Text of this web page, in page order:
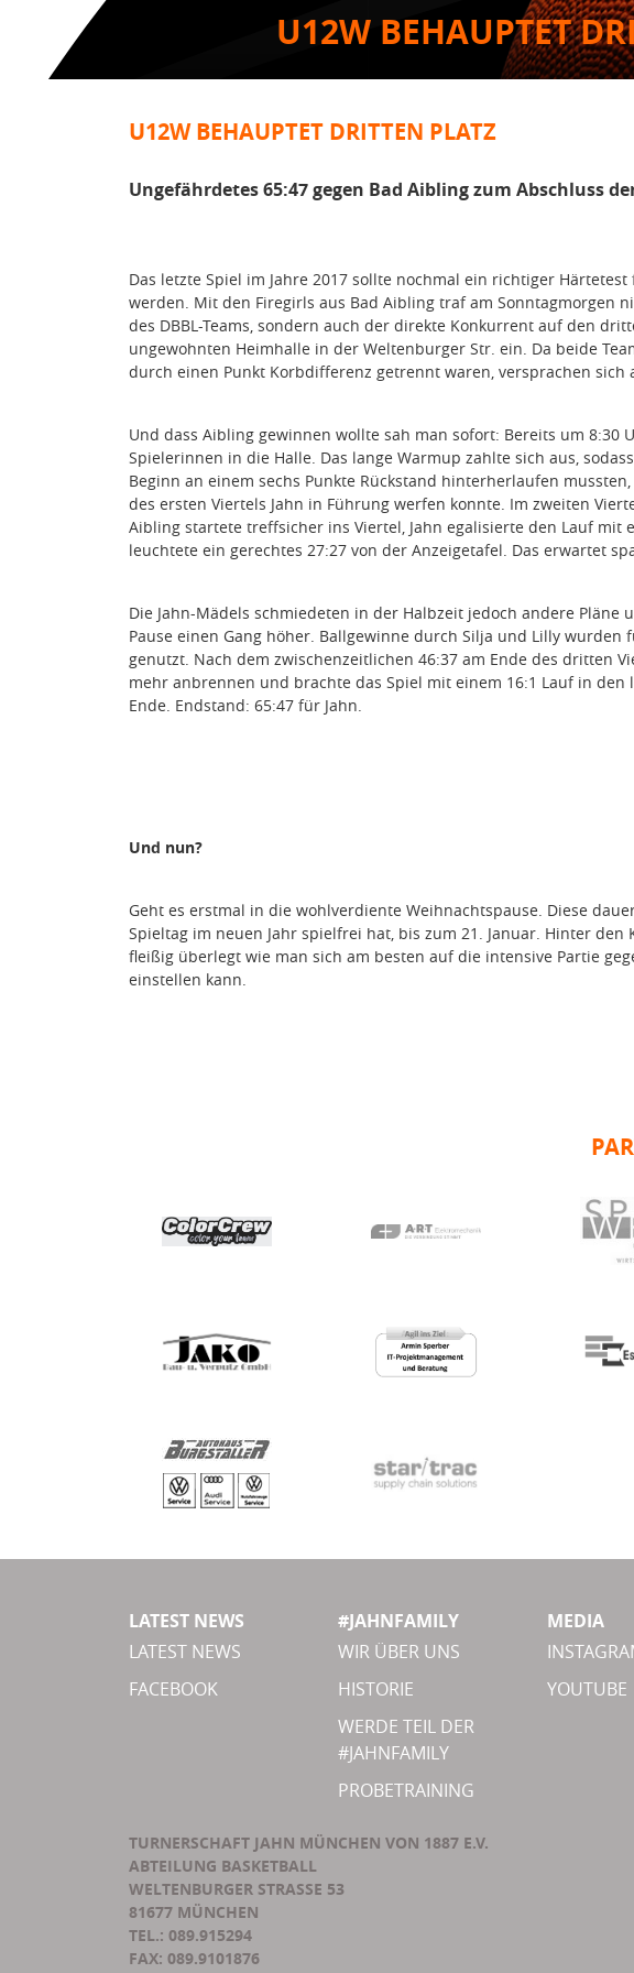
U12W BEHAUPTET
U12W BEHAUPTET DRITTEN PLATZ
Ungefährdetes 65:47 gegen Bad Aibling zum Abschluss
Das letzte Spiel im Jahre 2017 sollte nochmal ein richtiger Härtetest
werden. Mit den Firegirls aus Bad Aibling traf am Sonntagmorgen
des DBBL-Teams, sondern auch der direkte Konkurrent auf den
ungewohnten Heimhalle in der Weltenburger Str. ein. Da beide
durch einen Punkt Korbdifferenz getrennt waren, versprachen sich
Und dass Aibling gewinnen wollte sah man sofort: Bereits um 8:30
Spielerinnen in die Halle. Das lange Warmup zahlte sich aus,
Beginn an einem sechs Punkte Rückstand hinterherlaufen
des ersten Viertels Jahn in Führung werfen konnte. Im zweiten
Aibling startete treffsicher ins Viertel, Jahn egalisierte den Lauf mit
leuchtete ein gerechtes 27:27 von der Anzeigetafel. Das erwartet
Die Jahn-Mädels schmiedeten in der Halbzeit jedoch andere Pläne
Pause einen Gang höher. Ballgewinne durch Silja und Lilly wurden
genutzt. Nach dem zwischenzeitlichen 46:37 am Ende des dritten
mehr anbrennen und brachte das Spiel mit einem 16:1 Lauf in
Ende. Endstand: 65:47 für Jahn.
Und nun?
Geht es erstmal in die wohlverdiente Weihnachtspause. Diese
Spieltag im neuen Jahr spielfrei hat, bis zum 21. Januar. Hinter den
fleißig überlegt wie man sich am besten auf die intensive Partie
einstellen kann.
LATEST NEWS
LATEST NEWS
FACEBOOK
#JAHNFAMILY
WIR ÜBER UNS
HISTORIE
WERDE TEIL DER
#JAHNFAMILY
PROBETRAINING
MEDIA
YOUTUBE
TURNERSCHAFT JAHN MÜNCHEN VON 1887 E.V.
ABTEILUNG BASKETBALL
WELTENBURGER STRASSE 53
81677 MÜNCHEN
TEL.: 089.915294
FAX: 089.9101876